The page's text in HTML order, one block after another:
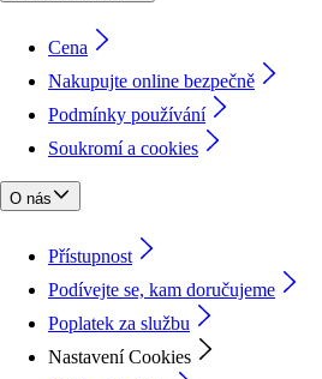
Cena
Nakupujte online bezpečně
Podmínky používání
Soukromí a cookies
O nás
Přístupnost
Podívejte se, kam doručujeme
Poplatek za službu
Nastavení Cookies